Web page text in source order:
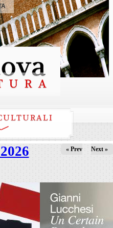
« Prev Next »